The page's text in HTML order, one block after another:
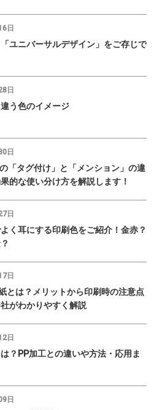
日
「ユニバーサルデザイン」をご存じで
日
う色のイメージ
日
「タグ付け」と「メンション」の違
的な使い分け方を解説します！
日
く耳にする印刷色をご紹介！金赤？
日
とは？メリットから印刷時の注意点
がわかりやすく解説
日
？PP加工との違いや方法・応用ま
日